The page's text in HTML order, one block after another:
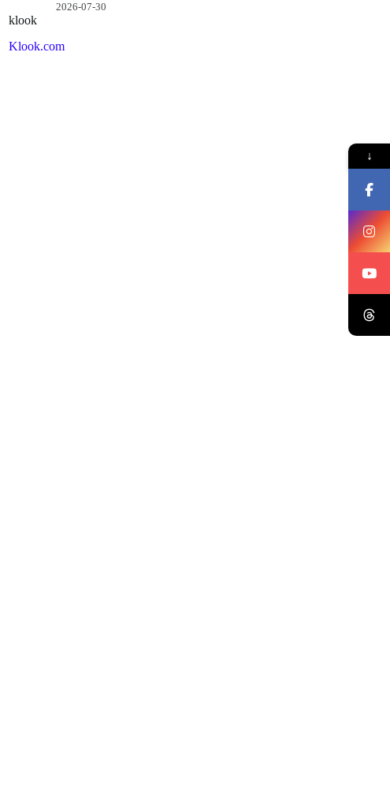
2026-07-30
klook
Klook.com
↓